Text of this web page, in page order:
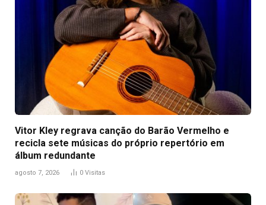
Vitor Kley regrava canção do Barão Vermelho e
recicla sete músicas do próprio repertório em
álbum redundante
agosto 7, 2026 0 Visitas